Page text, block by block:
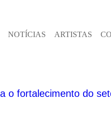
NOTÍCIAS ARTISTAS
o fortalecimento do